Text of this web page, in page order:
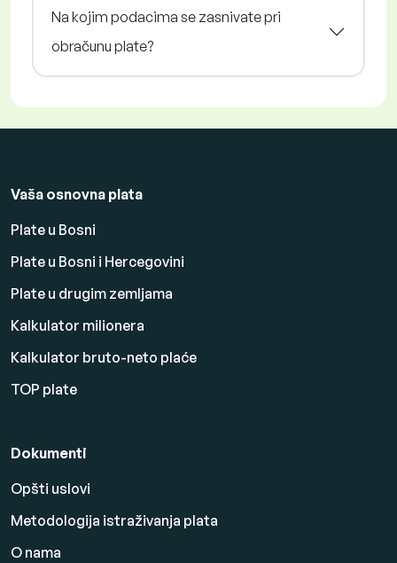
Na kojim podacima se zasnivate pri
obračunu plate?
Vaša osnovna plata
Plate u Bosni
Plate u Bosni i Hercegovini
Plate u drugim zemljama
Kalkulator milionera
Kalkulator bruto-neto plaće
TOP plate
Dokumenti
Opšti uslovi
Metodologija istraživanja plata
O nama